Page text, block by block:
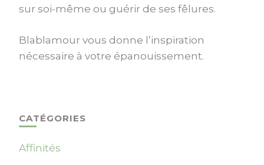
sur soi-même ou guérir de ses fêlures.
Blablamour vous donne l’inspiration
nécessaire à votre épanouissement.
CATÉGORIES
Affinités